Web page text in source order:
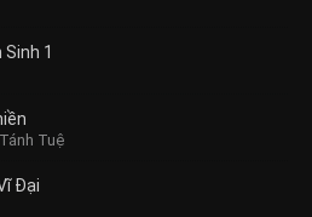
Sinh 1
Tuệ
Đại